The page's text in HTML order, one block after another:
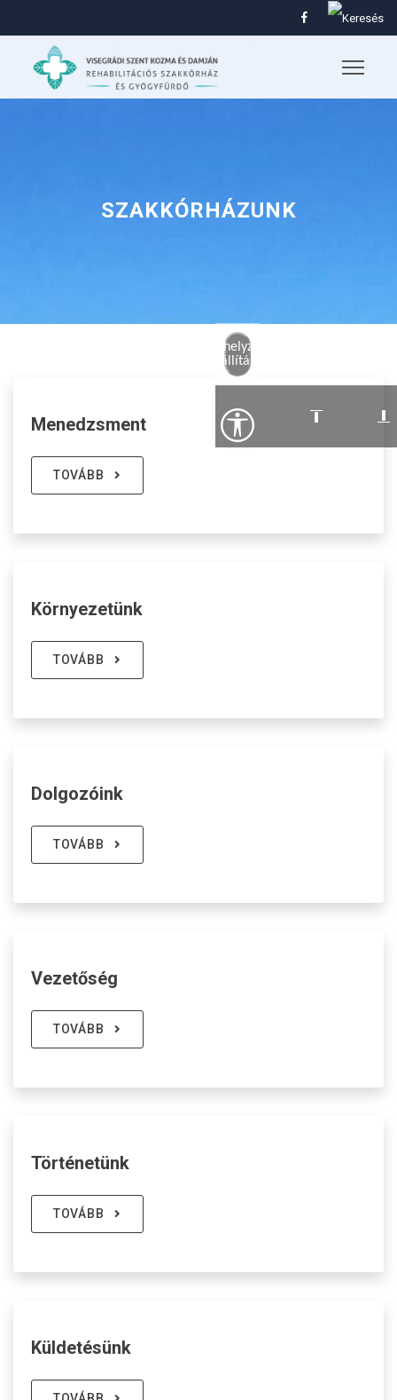
SZAKKÓRHÁZUNK
Menedzsment
TOVÁBB
Környezetünk
TOVÁBB
Dolgozóink
TOVÁBB
Vezetőség
TOVÁBB
Történetünk
TOVÁBB
Küldetésünk
Alaphelyzetbe
állítás